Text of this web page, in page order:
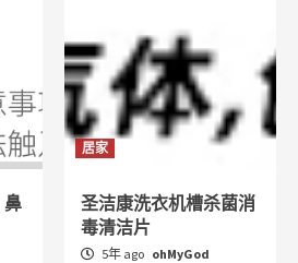
鼻
居家
圣洁康洗衣机槽杀菌消
毒清洁片
5年 ago ohMyGod